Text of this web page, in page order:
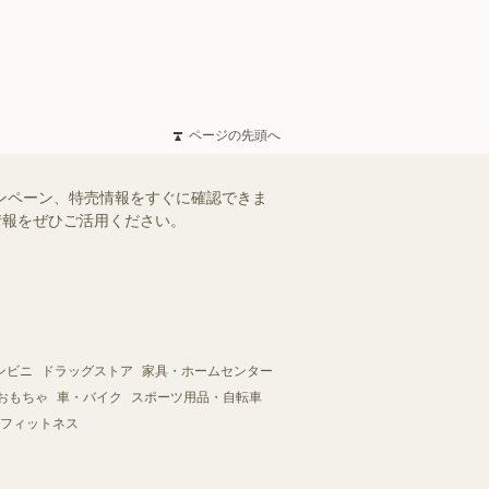
ページの先頭へ
ーン、特売情報をすぐに確認できま
をぜひご活用ください。
ビニ ドラッグストア
家具・ホームセンター
もちゃ
車・バイク
スポーツ用品・自転車
ィットネス